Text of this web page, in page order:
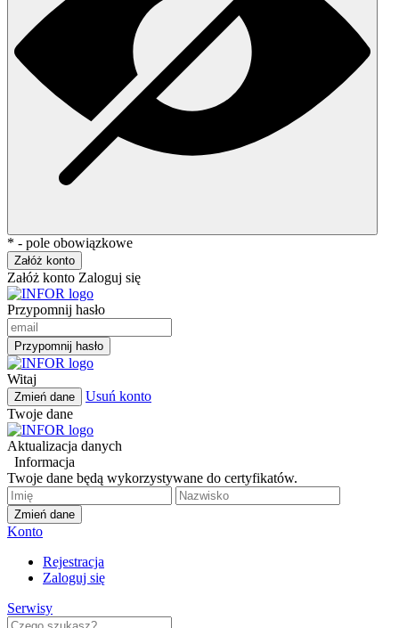
* - pole obowiązkowe
Załóż konto
Załóż konto Zaloguj się
Przypomnij hasło
Przypomnij hasło
Witaj
Zmień dane
Usuń konto
Twoje dane
Aktualizacja danych
Informacja
Twoje dane będą wykorzystywane do certyfikatów.
Zmień dane
Konto
Rejestracja
Zaloguj się
Serwisy